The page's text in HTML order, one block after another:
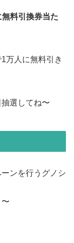
料引換券当た
万人に無料引き
選してね〜
ンを行うグノシ